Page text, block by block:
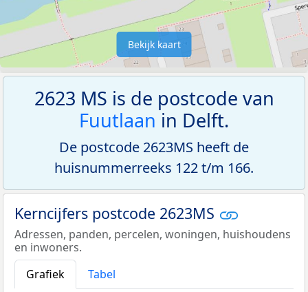
Bekijk kaart
2623 MS is de postcode van
Fuutlaan in Delft.
De postcode 2623MS heeft de
huisnummerreeks 122 t/m 166.
Kerncijfers postcode 2623MS
Adressen, panden, percelen, woningen, huishoudens
en inwoners.
Grafiek
Tabel